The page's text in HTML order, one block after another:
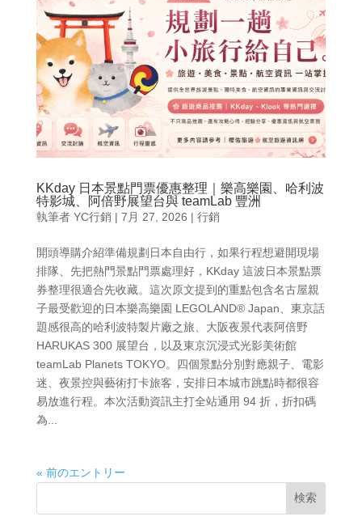
KKday 日本景點門票優惠整理｜樂高樂園、哈利波
特影城、阿倍野展望台與 teamLab 豐洲
執筆者 YC行銷| 7月 27, 2026 | 行銷
開頭導購介紹準備規劃日本自由行，如果行程想避開現場
排隊、先把熱門景點門票處理好，KKday 這波日本景點票
券整理很適合先收藏。這次原文提到的重點包含名古屋親
子最受歡迎的日本樂高樂園 LEGOLAND® Japan、東京話
題感很高的哈利波特製片廠之旅、大阪夜景代表阿倍野
HARUKAS 300 展望台，以及東京沉浸式光影美術館
teamLab Planets TOKYO。四個景點分別對應親子、電影
迷、夜景控與藝術打卡旅客，安排日本城市跳點時都很容
易放進行程。本次活動資訊主打全站通用 94 折，折扣碼
為...
« 前のエントリー
検索